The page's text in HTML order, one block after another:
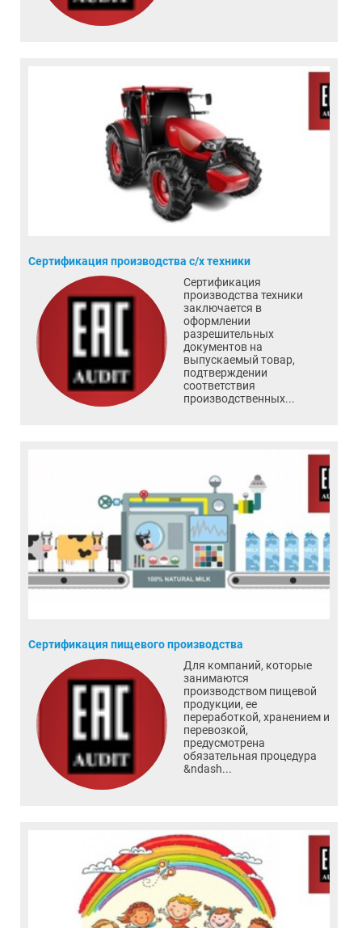
Сертификация производства с/х техники
Сертификация
производства техники
заключается в
оформлении
разрешительных
документов на
выпускаемый товар,
подтверждении
соответствия
производственных...
Сертификация пищевого производства
Для компаний, которые
занимаются
производством пищевой
продукции, ее
переработкой, хранением и
перевозкой,
предусмотрена
обязательная процедура
&ndash...